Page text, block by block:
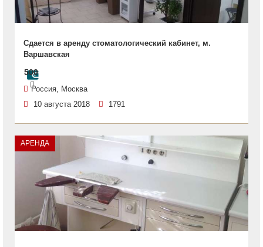
Сдается в аренду стоматологический кабинет, м.
Варшавская
500
Россия, Москва
10 августа 2018
1791
АРЕНДА